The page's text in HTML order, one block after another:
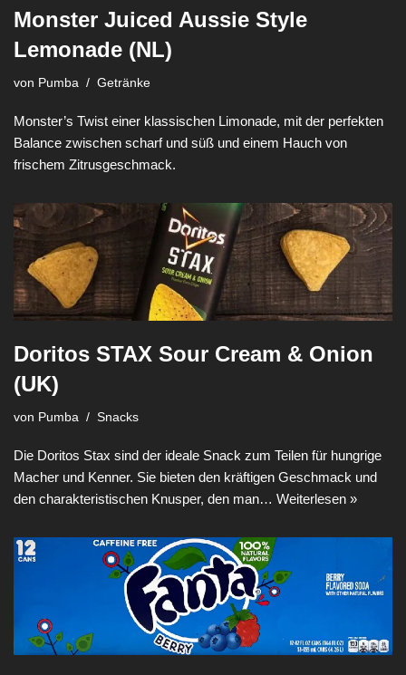
Monster Juiced Aussie Style
Lemonade (NL)
von Pumba Getränke
Monster’s Twist einer klassischen Limonade, mit der perfekten
Balance zwischen scharf und süß und einem Hauch von
frischem Zitrusgeschmack.
Doritos STAX Sour Cream & Onion
(UK)
von Pumba Snacks
Die Doritos Stax sind der ideale Snack zum Teilen für hungrige
Macher und Kenner. Sie bieten den kräftigen Geschmack und
den charakteristischen Knusper, den man… Weiterlesen »